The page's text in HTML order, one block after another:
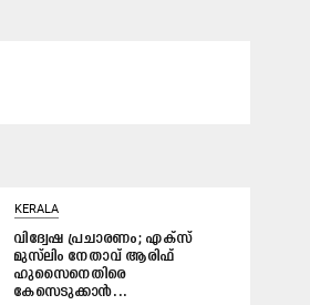
KERALA
വിദ്വേഷ പ്രചാരണം; എക്സ്
മുസ്‌ലിം നേതാവ് ആരിഫ്
ഹുസൈനെതിരെ
കേസെടുക്കാൻ...